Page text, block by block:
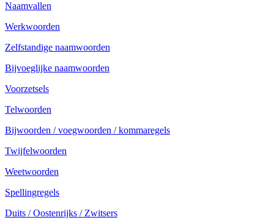
Naamvallen
Werkwoorden
Zelfstandige naamwoorden
Bijvoeglijke naamwoorden
Voorzetsels
Telwoorden
Bijwoorden / voegwoorden / kommaregels
Twijfelwoorden
Weetwoorden
Spellingregels
Duits / Oostenrijks / Zwitsers